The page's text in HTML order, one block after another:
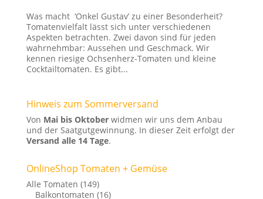
Was macht ‘Onkel Gustav’ zu einer Besonderheit?
Tomatenvielfalt lässt sich unter verschiedenen
Aspekten betrachten. Zwei davon sind für jeden
wahrnehmbar: Aussehen und Geschmack. Wir
kennen riesige Ochsenherz-Tomaten und kleine
Cocktailtomaten. Es gibt...
Hinweis zum Sommerversand
Von Mai bis Oktoberwidmen wir uns dem Anbau
und der Saatgutgewinnung. In dieser Zeit erfolgt der
Versand alle 14 Tage.
OnlineShop Tomaten + Gemüse
Alle Tomaten (149)
Balkontomaten (16)